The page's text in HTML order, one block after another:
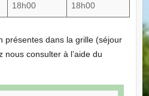
18h00
18h00
présentes dans la grille (séjour
consulter à l’aide du